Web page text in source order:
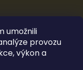
umožnili
provozu
výkon a